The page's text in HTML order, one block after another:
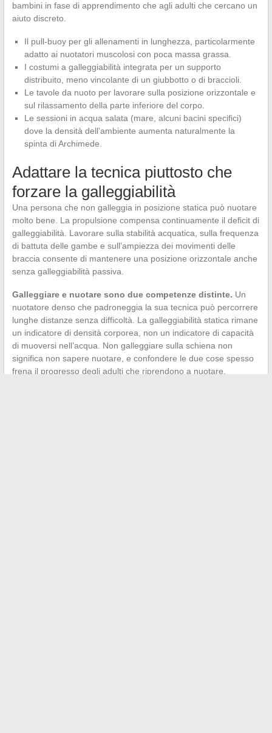
bambini in fase di apprendimento che agli adulti che cercano un
aiuto discreto.
Il pull-buoy per gli allenamenti in lunghezza, particolarmente
adatto ai nuotatori muscolosi con poca massa grassa.
I costumi a galleggiabilità integrata per un supporto
distribuito, meno vincolante di un giubbotto o di braccioli.
Le tavole da nuoto per lavorare sulla posizione orizzontale e
sul rilassamento della parte inferiore del corpo.
Le sessioni in acqua salata (mare, alcuni bacini specifici)
dove la densità dell’ambiente aumenta naturalmente la
spinta di Archimede.
Adattare la tecnica piuttosto che
forzare la galleggiabilità
Una persona che non galleggia in posizione statica può nuotare
molto bene. La propulsione compensa continuamente il deficit di
galleggiabilità. Lavorare sulla stabilità acquatica, sulla frequenza
di battuta delle gambe e sull’ampiezza dei movimenti delle
braccia consente di mantenere una posizione orizzontale anche
senza galleggiabilità passiva.
Galleggiare e nuotare sono due competenze distinte. Un
nuotatore denso che padroneggia la sua tecnica può percorrere
lunghe distanze senza difficoltà. La galleggiabilità statica rimane
un indicatore di densità corporea, non un indicatore di capacità
di muoversi nell’acqua. Non galleggiare sulla schiena non
significa non sapere nuotare, e confondere le due cose spesso
frena il progresso degli adulti che riprendono a nuotare.